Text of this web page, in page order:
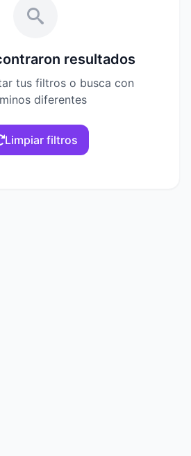
resultados
tus filtros o busca con
diferentes
Limpiar filtros